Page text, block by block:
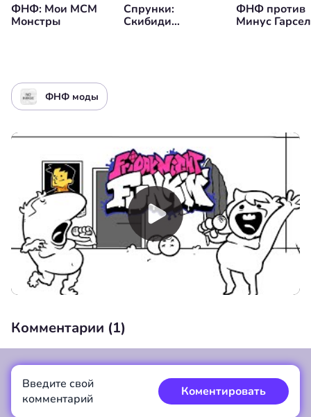
ФНФ: Мои МСМ
Монстры
Спрунки:
Скибиди
ФНФ против
Минус
00:00/00:00
ФНФ моды
Комментарии (1)
Введите свой
комментарий
Коментировать